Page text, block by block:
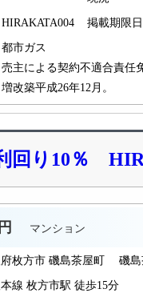
HIRAKATA004 掲載期限日
都市ガス
売主による契約不適合責任
増改築平成26年12月。
回り10％
マンション
府枚方市 磯島茶屋町 磯島
線 枚方市駅 徒歩15分